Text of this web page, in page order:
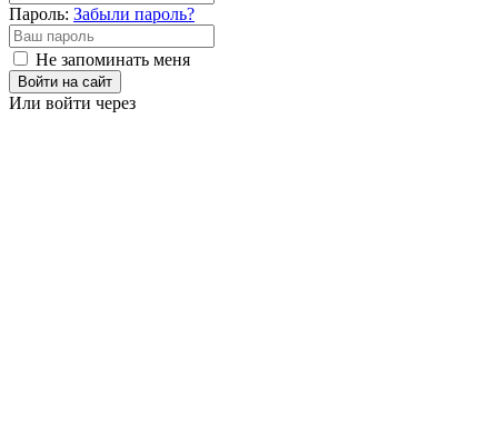
Пароль: Забыли пароль?
Не запоминать меня
Войти на сайт
Или войти через